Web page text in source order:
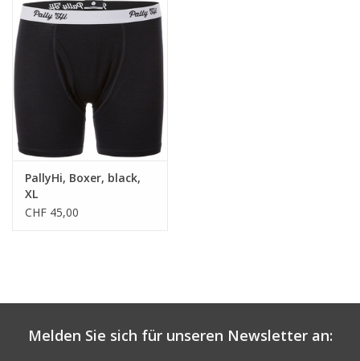
PallyHi, Boxer, black,
XL
CHF 45,00
Melden Sie sich für unseren Newsletter an: